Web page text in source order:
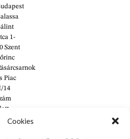
Cookies
1-
Szent
Piac
14